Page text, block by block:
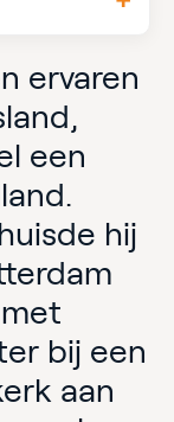
ervaren
een
hij
bij een
aan